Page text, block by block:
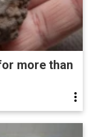
more than